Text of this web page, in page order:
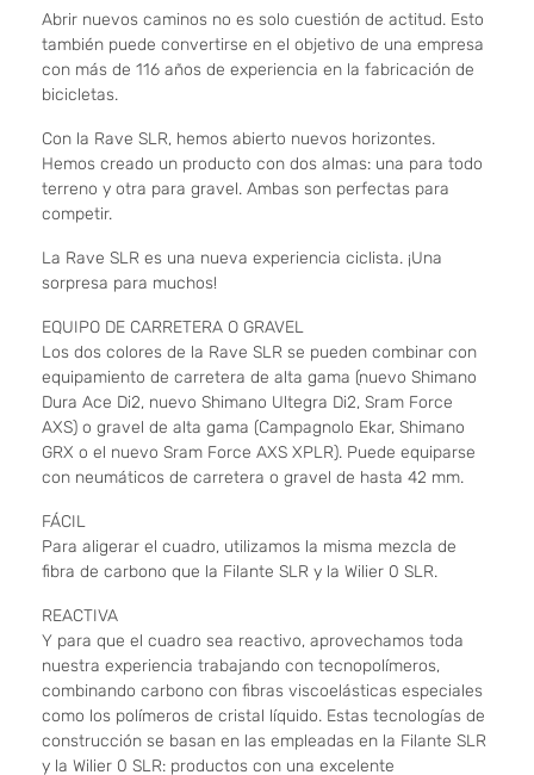
Abrir nuevos caminos no es solo cuestión de actitud. Esto
también puede convertirse en el objetivo de una empresa
con más de 116 años de experiencia en la fabricación de
bicicletas.
Con la Rave SLR, hemos abierto nuevos horizontes.
Hemos creado un producto con dos almas: una para todo
terreno y otra para gravel. Ambas son perfectas para
competir.
La Rave SLR es una nueva experiencia ciclista. ¡Una
sorpresa para muchos!
EQUIPO DE CARRETERA O GRAVEL
Los dos colores de la Rave SLR se pueden combinar con
equipamiento de carretera de alta gama (nuevo Shimano
Dura Ace Di2, nuevo Shimano Ultegra Di2, Sram Force
AXS) o gravel de alta gama (Campagnolo Ekar, Shimano
GRX o el nuevo Sram Force AXS XPLR). Puede equiparse
con neumáticos de carretera o gravel de hasta 42 mm.
FÁCIL
Para aligerar el cuadro, utilizamos la misma mezcla de
fibra de carbono que la Filante SLR y la Wilier 0 SLR.
REACTIVA
Y para que el cuadro sea reactivo, aprovechamos toda
nuestra experiencia trabajando con tecnopolímeros,
combinando carbono con fibras viscoelásticas especiales
como los polímeros de cristal líquido. Estas tecnologías de
construcción se basan en las empleadas en la Filante SLR
y la Wilier 0 SLR: productos con una excelente